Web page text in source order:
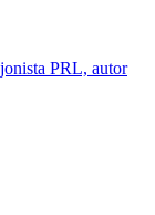
PRL, autor